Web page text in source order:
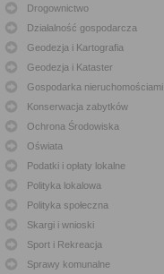
Drogownictwo
Działalność gospodarcza
Geodezja i Kartografia
Geodezja i Kataster
Gospodarka nieruchomościami
Konserwacja zabytków
Ochrona Środowiska
Oświata
Podatki i opłaty lokalne
Polityka lokalowa
Polityka społeczna
Skargi i wnioski
Sport i Rekreacja
Sprawy komunalne